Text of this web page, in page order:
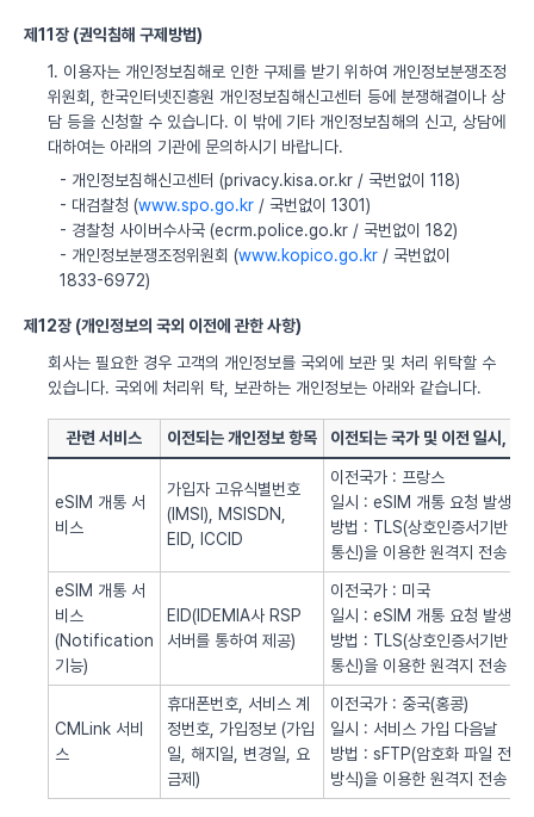
제11장 (권익침해 구제방법)
1. 이용자는 개인정보침해로 인한 구제를 받기 위하여 개인정보분쟁조정
위원회, 한국인터넷진흥원 개인정보침해신고센터 등에 분쟁해결이나 상
담 등을 신청할 수 있습니다. 이 밖에 기타 개인정보침해의 신고, 상담에
대하여는 아래의 기관에 문의하시기 바랍니다.
- 개인정보침해신고센터 (privacy.kisa.or.kr / 국번없이 118)
- 대검찰청 (www.spo.go.kr / 국번없이 1301)
- 경찰청 사이버수사국 (ecrm.police.go.kr / 국번없이 182)
- 개인정보분쟁조정위원회 (www.kopico.go.kr / 국번없이
1833-6972)
제12장 (개인정보의 국외 이전에 관한 사항)
회사는 필요한 경우 고객의 개인정보를 국외에 보관 및 처리 위탁할 수
있습니다. 국외에 처리위 탁, 보관하는 개인정보는 아래와 같습니다.
관련 서비스 이전되는 개인정보 항목 이전되는 국가 및 이전 일시, 방
eSIM 개통 서
비스
가입자 고유식별번호
(IMSI), MSISDN,
EID, ICCID
이전국가 : 프랑스
일시 : eSIM 개통 요청 발생시
방법 : TLS(상호인증서기반
통신)을 이용한 원격지 전송
eSIM 개통 서
비스
(Notification
기능)
EID(IDEMIA사 RSP
서버를 통하여 제공)
이전국가 : 미국
일시 : eSIM 개통 요청 발생시
방법 : TLS(상호인증서기반
통신)을 이용한 원격지 전송
CMLink 서비
스
휴대폰번호, 서비스 계
정번호, 가입정보 (가입
일, 해지일, 변경일, 요
금제)
이전국가 : 중국(홍콩)
일시 : 서비스 가입 다음날
방법 : sFTP(암호화 파일 전송
방식)을 이용한 원격지 전송